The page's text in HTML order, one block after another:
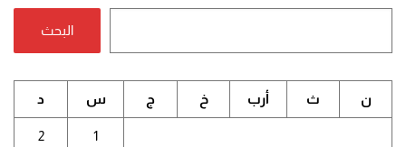
البحث
ن ث أرب خ ج س د
1
2